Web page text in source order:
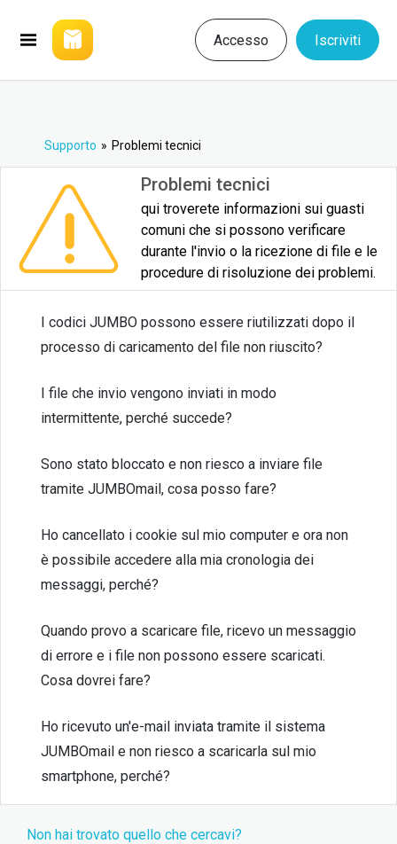
Accesso Iscriviti
Supporto » Problemi tecnici
Problemi tecnici
qui troverete informazioni sui guasti
comuni che si possono verificare
durante l'invio o la ricezione di file e le
procedure di risoluzione dei problemi.
I codici JUMBO possono essere riutilizzati dopo il
processo di caricamento del file non riuscito?
I file che invio vengono inviati in modo
intermittente, perché succede?
Sono stato bloccato e non riesco a inviare file
tramite JUMBOmail, cosa posso fare?
Ho cancellato i cookie sul mio computer e ora non
è possibile accedere alla mia cronologia dei
messaggi, perché?
Quando provo a scaricare file, ricevo un messaggio
di errore e i file non possono essere scaricati.
Cosa dovrei fare?
Ho ricevuto un'e-mail inviata tramite il sistema
JUMBOmail e non riesco a scaricarla sul mio
smartphone, perché?
Non hai trovato quello che cercavi?